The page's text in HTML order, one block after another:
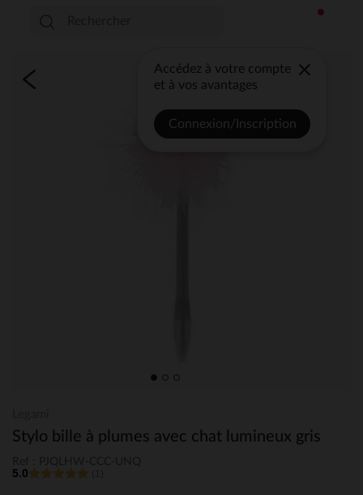
Accédez à votre compte
et à vos avantages
Connexion/Inscription
Stylo bille à plumes avec chat lumineux gris
5.0